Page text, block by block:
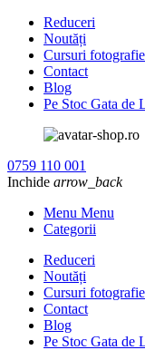
Reduceri
Noutăți
Cursuri fotografie
Contact
Blog
Pe Stoc Gata de
0759 110 001
Inchide arrow_back
Menu Menu
Categorii
Reduceri
Noutăți
Cursuri fotografie
Contact
Blog
Pe Stoc Gata de